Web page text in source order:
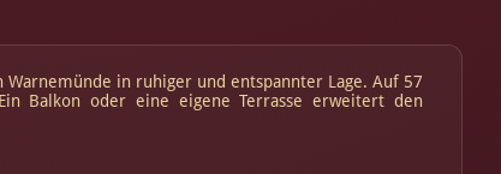
in ruhiger und entspannter Lage. Auf 57
Balkon oder eine eigene Terrasse erweitert den